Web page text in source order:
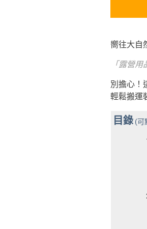
嚮往大自
「露營
別擔心！
輕鬆搬運
目錄 (可